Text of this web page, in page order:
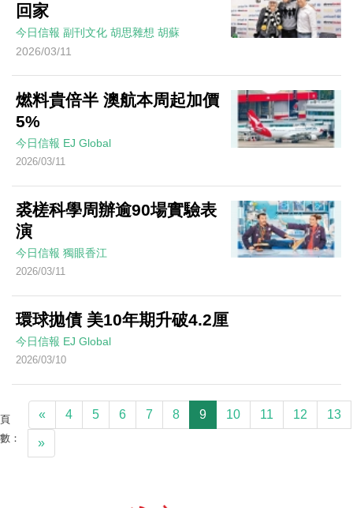
回家
今日信報 副刊文化 胡思雜想 胡蘇
2026/03/11
燃料貴倍半 澳航本周起加價
5%
今日信報 EJ Global
2026/03/11
裘槎科學周辦逾90場實驗表
演
今日信報 獨眼香江
2026/03/11
環球拋債 美10年期升破4.2厘
今日信報 EJ Global
2026/03/10
頁
數：
« 4 5 6 7 8 9 10 11 12 13
»